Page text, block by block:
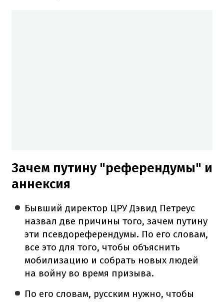
Зачем путину "референдумы" и
аннексия
Бывший директор ЦРУ Дэвид Петреус
назвал две причины того, зачем путину
эти псевдореферендумы. По его словам,
все это для того, чтобы объяснить
мобилизацию и собрать новых людей
на войну во время призыва.
По его словам, русским нужно, чтобы